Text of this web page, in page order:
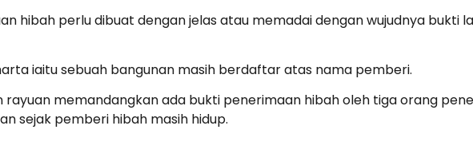
hibah perlu dibuat dengan jelas atau memadai dengan wujudnya bukti
iaitu sebuah bangunan masih berdaftar atas nama pemberi.
memandangkan ada bukti penerimaan hibah oleh tiga orang
sejak pemberi hibah masih hidup.